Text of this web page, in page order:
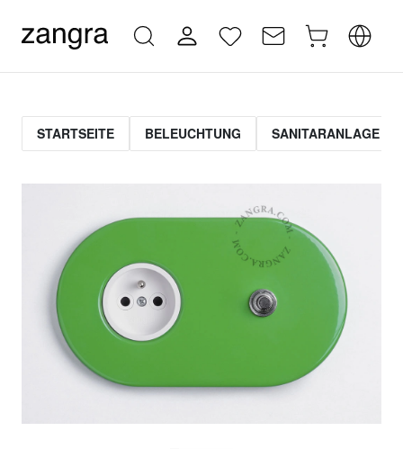
STARTSEITE BELEUCHTUNG SANITARANLAGE